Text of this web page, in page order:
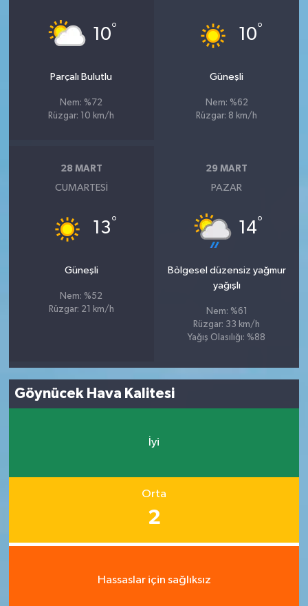
10°
Parçalı Bulutlu
Nem: %72
Rüzgar: 10 km/h
10°
Güneşli
Nem: %62
Rüzgar: 8 km/h
28 MART
CUMARTESI
13°
Güneşli
Nem: %52
Rüzgar: 21 km/h
29 MART
PAZAR
14°
Bölgesel düzensiz yağmur
yağışlı
Nem: %61
Rüzgar: 33 km/h
Yağış Olasılığı: %88
Göynücek Hava Kalitesi
İyi
Orta
2
Hassaslar için sağlıksız